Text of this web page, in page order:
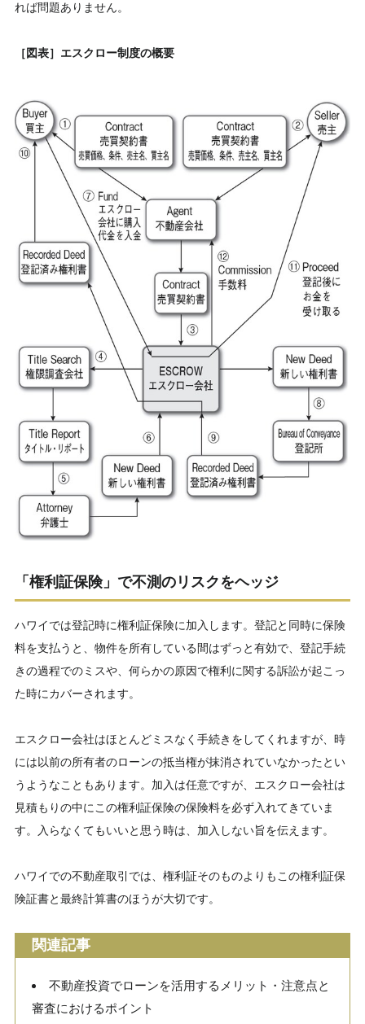
れば問題ありません。
［図表］エスクロー制度の概要
「権利証保険」で不測のリスクをヘッジ
ハワイでは登記時に権利証保険に加入します。登記と同時に保険
料を支払うと、物件を所有している間はずっと有効で、登記手続
きの過程でのミスや、何らかの原因で権利に関する訴訟が起こっ
た時にカバーされます。
エスクロー会社はほとんどミスなく手続きをしてくれますが、時
には以前の所有者のローンの抵当権が抹消されていなかったとい
うようなこともあります。加入は任意ですが、エスクロー会社は
見積もりの中にこの権利証保険の保険料を必ず入れてきていま
す。入らなくてもいいと思う時は、加入しない旨を伝えます。
ハワイでの不動産取引では、権利証そのものよりもこの権利証保
険証書と最終計算書のほうが大切です。
関連記事
不動産投資でローンを活用するメリット・注意点と
審査におけるポイント